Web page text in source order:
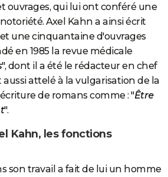
ouvrages, qui lui ont conféré une
Axel Kahn a ainsi écrit
une cinquantaine d'ouvrages
en 1985 la revue médicale
", dont il a été le rédacteur en chef
aussi attelé à la vulgarisation de la
de romans comme : "Être
".
Kahn, les fonctions
son travail a fait de lui un homme